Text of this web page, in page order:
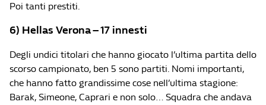
Poi tanti prestiti.
6) Hellas Verona – 17 innesti
Degli undici titolari che hanno giocato l’ultima partita dello
scorso campionato, ben 5 sono partiti. Nomi importanti,
che hanno fatto grandissime cose nell’ultima stagione:
Barak, Simeone, Caprari e non solo… Squadra che andava